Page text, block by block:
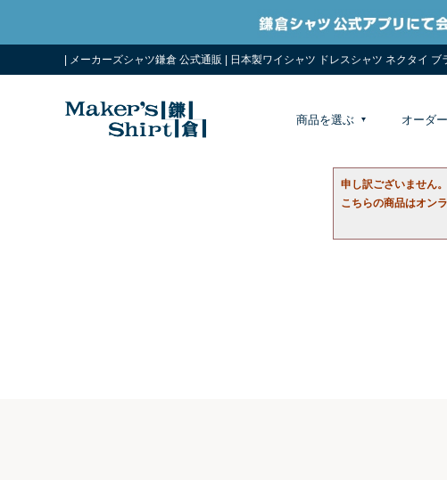
| メーカーズシャツ鎌倉 公式通販 | 日本製ワイシャツ ドレスシャツ ネクタイ ブ
商品を選ぶ オーダ
申し訳ございません。
こちらの商品はオン